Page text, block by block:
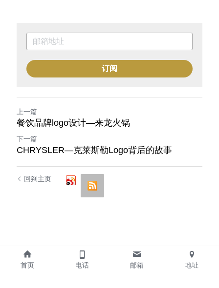
订阅
上一篇
餐饮品牌logo设计—来龙火锅
下一篇
CHRYSLER—克莱斯勒Logo背后的故事
回到主页
首页 电话 邮箱 地址